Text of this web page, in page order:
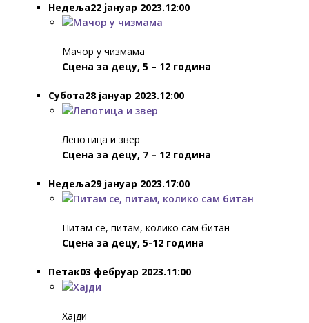
Недеља22 јануар 2023.12:00
Мачор у чизмама
Сцена за децу, 5 – 12 година
Субота28 јануар 2023.12:00
Лепотица и звер
Сцена за децу, 7 – 12 година
Недеља29 јануар 2023.17:00
Питам се, питам, колико сам битан
Сцена за децу, 5-12 година
Петак03 фебруар 2023.11:00
Хајди